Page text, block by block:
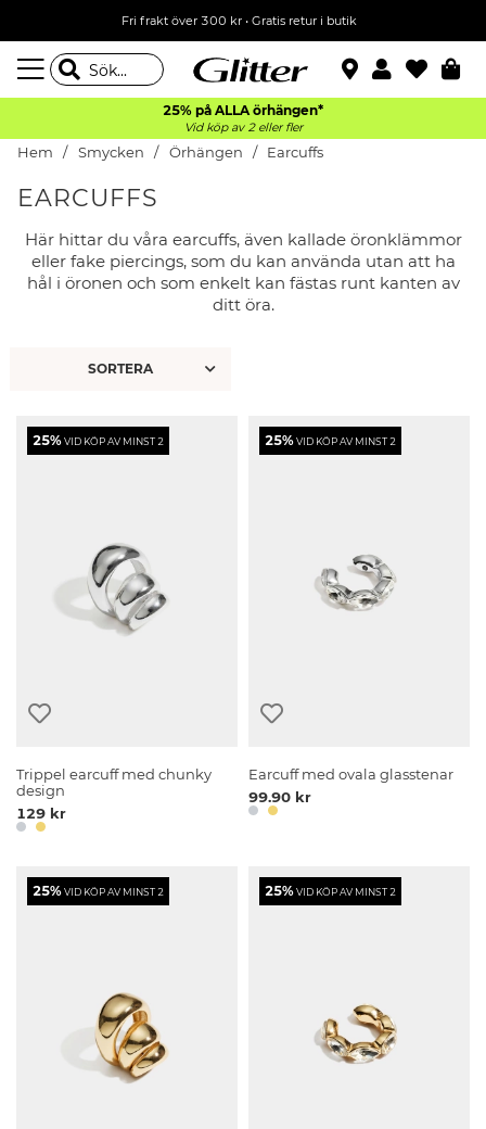
Fri frakt över 300 kr• Gratis retur i butik
25% på ALLA örhängen*
Vid köp av 2 eller fler
Hem Smycken Örhängen Earcuffs
EARCUFFS
Här hittar du våra earcuffs, även kallade öronklämmor
eller fake piercings, som du kan använda utan att ha
hål i öronen och som enkelt kan fästas runt kanten av
ditt öra.
25%VID KÖP AV MINST 2
Trippel earcuff med chunky
design
129 kr
25%VID KÖP AV MINST 2
Earcuff med ovala glasstenar
99.90 kr
25%VID KÖP AV MINST 2 25%VID KÖP AV MINST 2